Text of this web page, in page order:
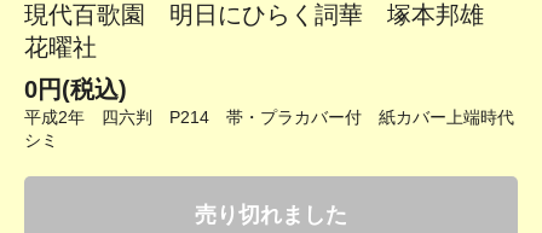
現代百歌園 明日にひらく詞華 塚本邦雄
花曜社
0円(税込)
平成2年 四六判 P214 帯・プラカバー付 紙カバー上端時代
シミ
売り切れました